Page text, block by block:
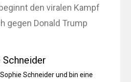
den viralen Kampf
gegen Donald Trump
Schneider
Schneider und bin eine